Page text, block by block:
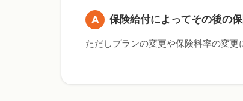
保険給付によってその後の
ただしプランの変更や保険料率の変更